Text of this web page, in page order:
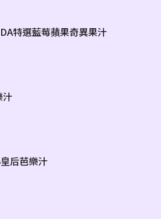
特選藍莓蘋果奇異果汁
汁
后芭樂汁